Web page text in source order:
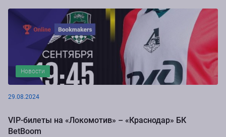
Новости
29.08.2024
VIP-билеты на «Локомотив» – «Краснодар» БК
BetBoom